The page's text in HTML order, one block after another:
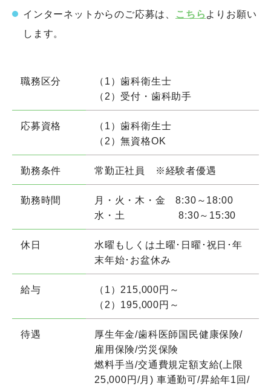
インターネットからのご応募は、 こちら よりお願い
します。
職務区分
（1）歯科衛生士
（2）受付・歯科助手
応募資格
（1）歯科衛生士
（2）無資格OK
勤務条件 常勤正社員 ※経験者優遇
勤務時間
月・火・木・金 8:30～18:00
水・土 8:30～15:30
休日
水曜もしくは土曜･日曜･祝日･年
末年始･お盆休み
給与
（1）215,000円～
（2）195,000円～
待遇
厚生年金/歯科医師国民健康保険/
雇用保険/労災保険
燃料手当/交通費規定額支給(上限
25,000円/月) 車通勤可/昇給年1回/